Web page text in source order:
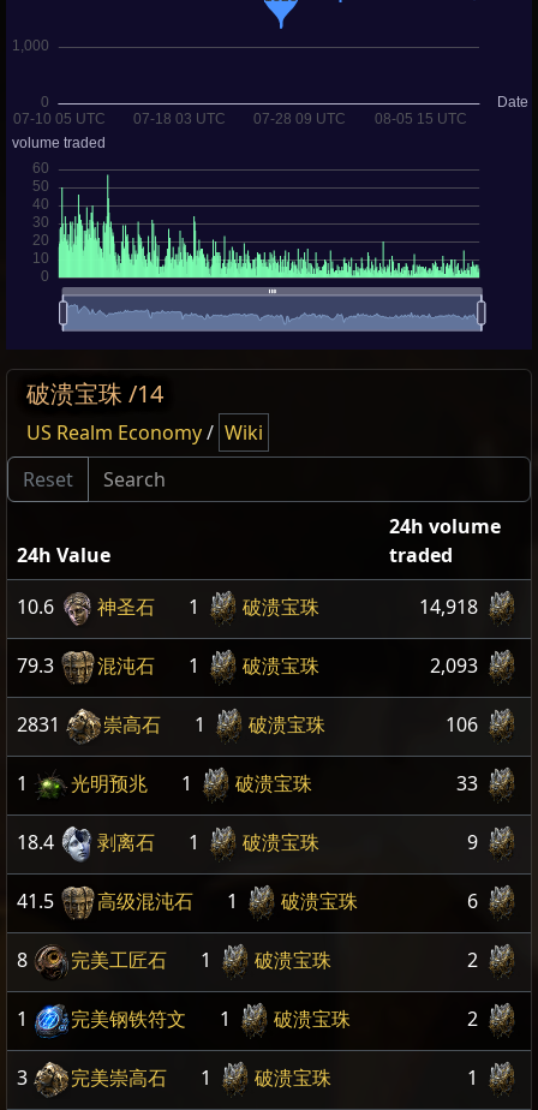
破溃宝珠 /14
US Realm Economy/ Wiki
24h Value
24h volume
traded
10.6
神圣石 1 破溃宝珠 14,918
79.3 混沌石 1 破溃宝珠 2,093
2831 崇高石 1 破溃宝珠 106
1 光明预兆 1 破溃宝珠 33
18.4 剥离石 1 破溃宝珠 9
41.5 高级混沌石 1 破溃宝珠 6
8 完美工匠石 1 破溃宝珠 2
1 完美钢铁符文 1 破溃宝珠 2
3 完美崇高石 1 破溃宝珠 1